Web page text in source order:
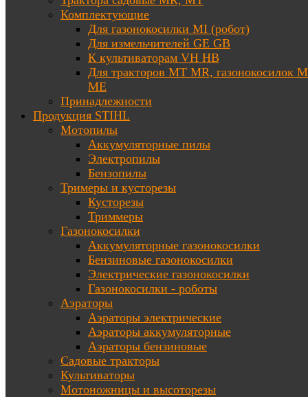
Комплектующие
Для газонокосилки MI (робот)
Для измельчителей GE GB
К культиваторам VH HB
Для тракторов МТ MR, газонокосилок
ME
Принадлежности
Продукция STIHL
Мотопилы
Аккумуляторные пилы
Электропилы
Бензопилы
Тримеры и кусторезы
Кусторезы
Триммеры
Газонокосилки
Аккумуляторные газонокосилки
Бензиновые газонокосилки
Электрические газонокосилки
Газонокосилки - роботы
Аэраторы
Аэраторы электрические
Аэраторы аккумуляторные
Аэраторы бензиновые
Садовые тракторы
Культиваторы
Мотоножницы и высоторезы